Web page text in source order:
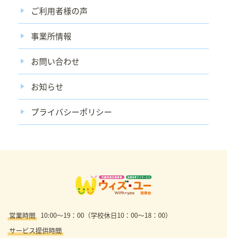
ご利用者様の声
事業所情報
お問い合わせ
お知らせ
プライバシーポリシー
営業時間 10:00～19：00（学校休日10：00～18：00）
サービス提供時間